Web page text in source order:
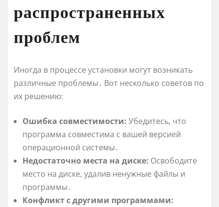
распространенных
проблем
Иногда в процессе установки могут возникать
различные проблемы․ Вот несколько советов по
их решению:
Ошибка совместимости: Убедитесь, что
программа совместима с вашей версией
операционной системы․
Недостаточно места на диске: Освободите
место на диске, удалив ненужные файлы и
программы․
Конфликт с другими программами: